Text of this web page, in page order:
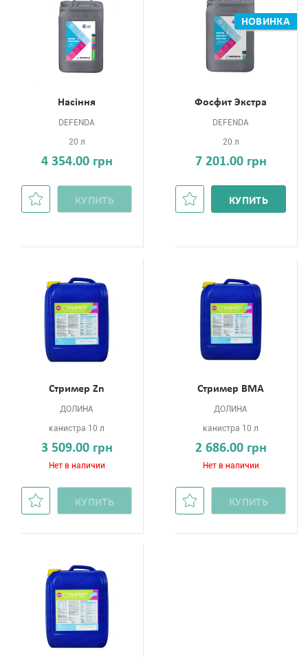
Насіння
DEFENDA
20 л
4 354.00 грн
КУПИТЬ
Фосфит Экстра
НОВИНКА
DEFENDA
20 л
7 201.00 грн
КУПИТЬ
Стример Zn
ДОЛИНА
канистра 10 л
3 509.00 грн
Нет в наличии
КУПИТЬ
Стример ВМА
ДОЛИНА
канистра 10 л
2 686.00 грн
Нет в наличии
КУПИТЬ